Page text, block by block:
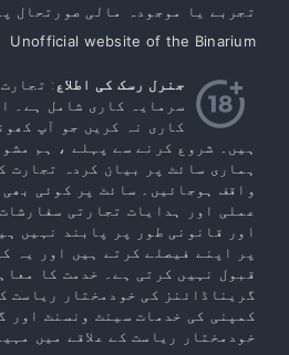
تجربے یا موجودہ مالی صورتحال
Unofficial website of the Binarium
جنرل رسک کی اطلاع :
سرمایہ کاری شامل ہے۔
کاری نہ کریں جو آپ
ہیں۔ شروع کرنے سے پہلے ، ہم
ہماری سائٹ پر بیان کردہ تجارت
واقف ہوجائیں۔ سائٹ پر کوئی
عملی اور ہدایات تجارتی
اور قانونی طور پر پابند نہیں
پر اپنے فیصلے کرتے ہیں اور یہ
قبول نہیں کرتی ہے۔ خدمت کا
گریناڈائنز کی خودمختار ریاست
کمپنی کی خدمات سینٹ ونسنٹ اور
خودمختار ریاست کے علاقے میں